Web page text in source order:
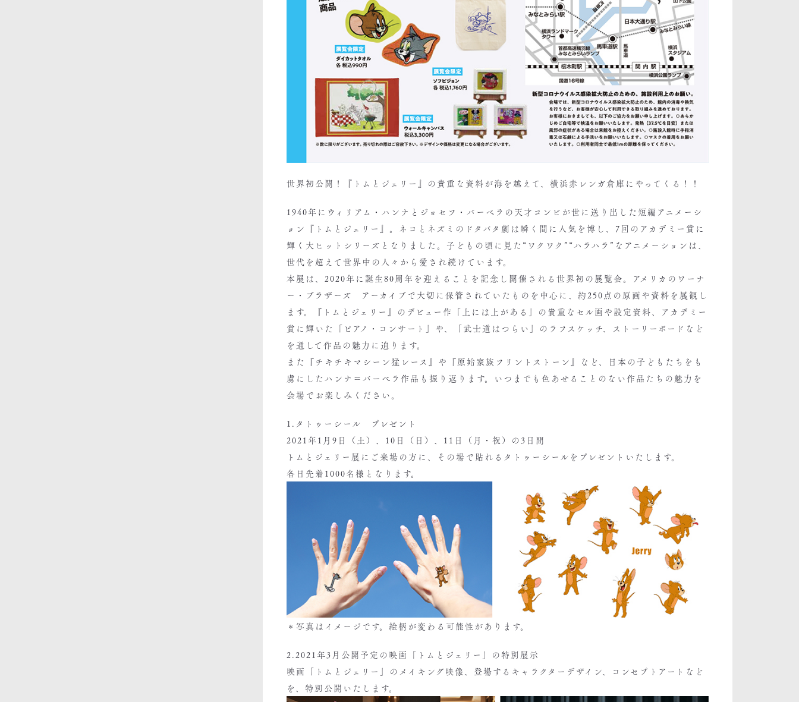
世界初公開！『トムとジェリー』の貴重な資料が海を越えて、横浜赤レンガ倉庫にやってくる！！
1940年にウィリアム・ハンナとジョセフ・バーベラの天才コンビが世に送り出した短編アニメーシ
ョン『トムとジェリー』。ネコとネズミのドタバタ劇は瞬く間に人気を博し、7回のアカデミー賞に
輝く大ヒットシリーズとなりました。子どもの頃に見た“ワクワク”“ハラハラ”なアニメーションは、
世代を超えて世界中の人々から愛され続けています。
本展は、2020年に誕生80周年を迎えることを記念し開催される世界初の展覧会。アメリカのワーナ
ー・ブラザーズ アーカイブで大切に保管されていたものを中心に、約250点の原画や資料を展観し
ます。『トムとジェリー』のデビュー作「上には上がある」の貴重なセル画や設定資料、アカデミー
賞に輝いた「ピアノ・コンサート」や、「武士道はつらい」のラフスケッチ、ストーリーボードなど
を通して作品の魅力に迫ります。
また『チキチキマシーン猛レース』や『原始家族フリントストーン』など、日本の子どもたちをも
虜にしたハンナ＝バーべラ作品も振り返ります。いつまでも色あせることのない作品たちの魅力を
会場でお楽しみください。
1.タトゥーシール プレゼント
2021年1月9日（土）、10日（日）、11日（月・祝）の3日間
トムとジェリー展にご来場の方に、その場で貼れるタトゥーシールをプレゼントいたします。
各日先着1000名様となります。
＊写真はイメージです。絵柄が変わる可能性があります。
2.2021年3月公開予定の映画「トムとジェリー」の特別展示
映画「トムとジェリー」のメイキング映像、登場するキャラクターデザイン、コンセプトアートなど
を、特別公開いたします。